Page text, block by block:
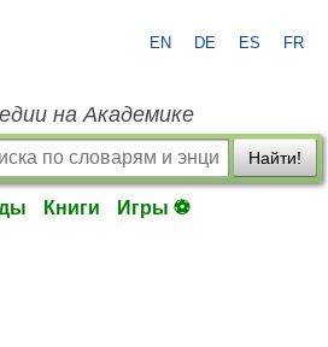
EN DE ES FR
на Академике
Найти!
Книги Игры ⚽